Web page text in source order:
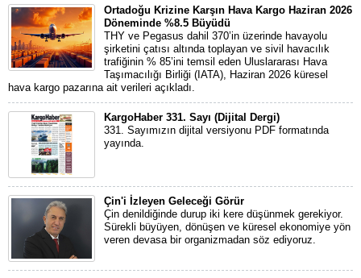
Ortadoğu Krizine Karşın Hava Kargo Haziran 2026
Döneminde %8.5 Büyüdü
THY ve Pegasus dahil 370’in üzerinde havayolu
şirketini çatısı altında toplayan ve sivil havacılık
trafiğinin % 85’ini temsil eden Uluslararası Hava
Taşımacılığı Birliği (IATA), Haziran 2026 küresel
hava kargo pazarına ait verileri açıkladı.
KargoHaber 331. Sayı (Dijital Dergi)
331. Sayımızın dijital versiyonu PDF formatında
yayında.
Çin'i İzleyen Geleceği Görür
Çin denildiğinde durup iki kere düşünmek gerekiyor.
Sürekli büyüyen, dönüşen ve küresel ekonomiye yön
veren devasa bir organizmadan söz ediyoruz.